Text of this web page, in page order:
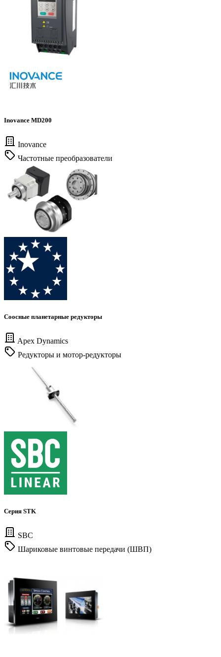
Inovance MD200
Inovance
Частотные преобразователи
Соосные планетарные редукторы
Apex Dynamics
Редукторы и мотор-редукторы
Серия STK
SBC
Шариковые винтовые передачи (ШВП)